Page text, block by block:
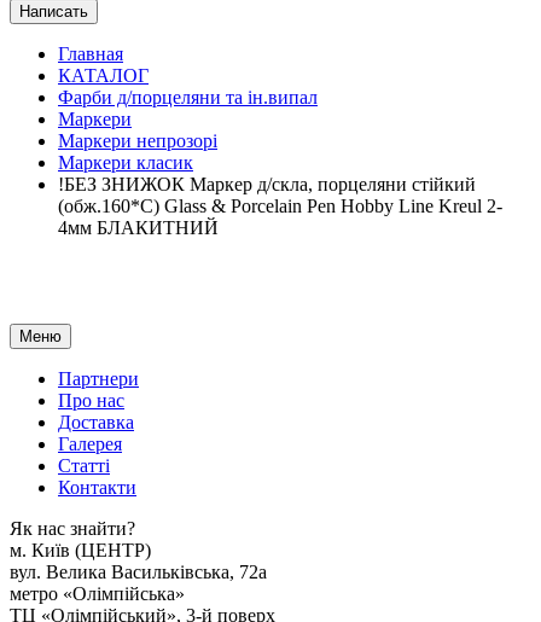
Написать
Главная
КАТАЛОГ
Фарби д/порцеляни та ін.випал
Маркери
Маркери непрозорі
Маркери класик
!БЕЗ ЗНИЖОК Маркер д/скла, порцеляни стійкий
(обж.160*С) Glass & Porcelain Pen Hobby Line Kreul 2-
4мм БЛАКИТНИЙ
Меню
Партнери
Про нас
Доставка
Галерея
Статтi
Контакти
Як наc знайти?
м. Киïв (ЦЕНТР)
вул. Велика Васильківська, 72а
метро «Олімпійська»
ТЦ «Олімпійський», 3-й поверх